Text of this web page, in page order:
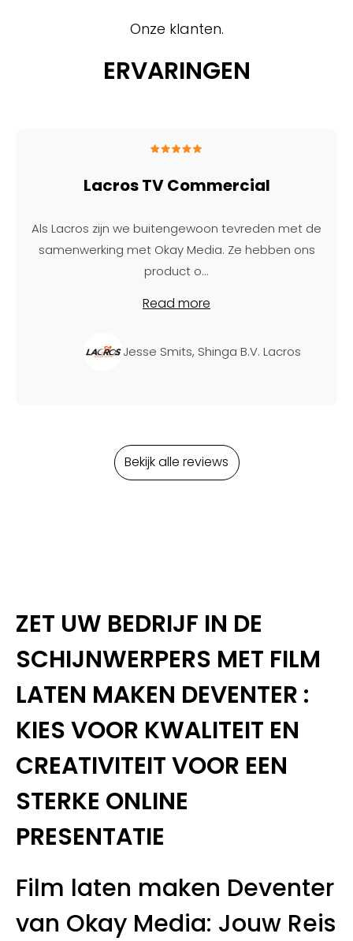
Onze klanten.
ERVARINGEN
Lacros TV Commercial
Als Lacros zijn we buitengewoon tevreden met de
samenwerking met Okay Media. Ze hebben ons
product o...
Read more
Jesse Smits, Shinga B.V. Lacros
Bekijk alle reviews
ZET UW BEDRIJF IN DE
SCHIJNWERPERS MET FILM
LATEN MAKEN DEVENTER :
KIES VOOR KWALITEIT EN
CREATIVITEIT VOOR EEN
STERKE ONLINE
PRESENTATIE
Film laten maken Deventer
van Okay Media: Jouw Reis